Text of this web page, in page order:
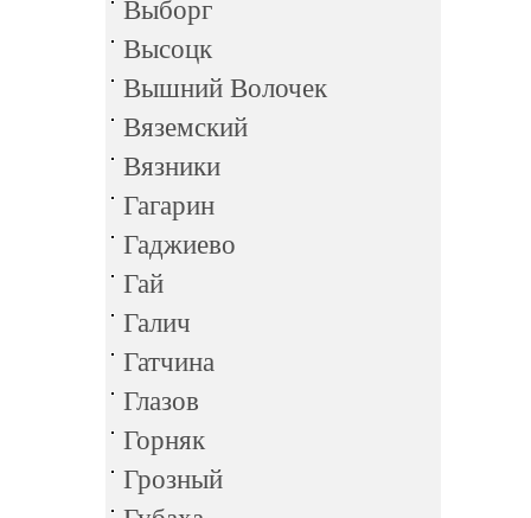
Выборг
Высоцк
Вышний Волочек
Вяземский
Вязники
Гагарин
Гаджиево
Гай
Галич
Гатчина
Глазов
Горняк
Грозный